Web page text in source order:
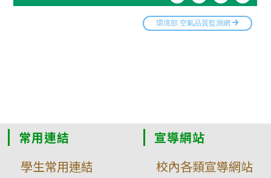
常用連結
學生常用連結
宣導網站
校內各類宣導網站